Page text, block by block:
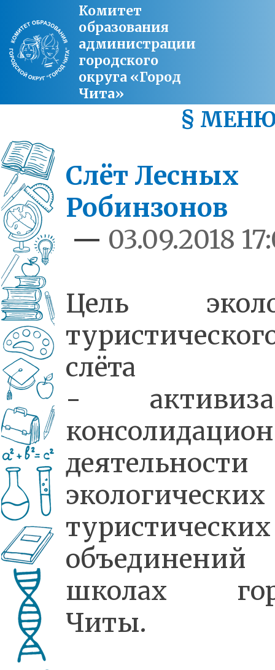
Комитет
образования
администрации
городского
округа «Город
Чита»
§
Слёт Лесных
Робинзонов
— 03.09.2018
Цель
слёта
-
деятельности
туристических
школах
Читы.